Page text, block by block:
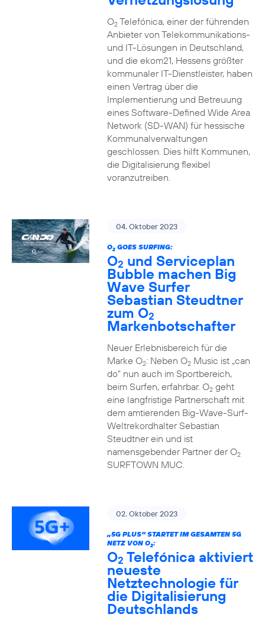
O2Telefónica, einer der führenden
Anbieter von Telekommunikations-
und IT-Lösungen in Deutschland,
und die ekom21, Hessens größter
kommunaler IT-Dienstleister, haben
einen Vertrag über die
Implementierung und Betreuung
eines Software-Defined Wide Area
Network (SD-WAN) für hessische
Kommunalverwaltungen
geschlossen. Dies hilft Kommunen,
die Digitalisierung flexibel
voranzutreiben.
04. Oktober 2023
O2GOES SURFING:
O2 und Serviceplan
Bubble machen Big
Wave Surfer
Sebastian Steudtner
zum O2
Markenbotschafter
Neuer Erlebnisbereich für die
Marke O2: Neben O2Music ist „can
do“ nun auch im Sportbereich,
beim Surfen, erfahrbar. O2geht
eine langfristige Partnerschaft mit
dem amtierenden Big-Wave-Surf-
Weltrekordhalter Sebastian
Steudtner ein und ist
namensgebender Partner der O2
SURFTOWN MUC.
02. Oktober 2023
„5G PLUS“ STARTET IM GESAMTEN 5G
NETZ VON O2:
O2 Telefónica aktiviert
neueste
Netztechnologie für
die Digitalisierung
Deutschlands